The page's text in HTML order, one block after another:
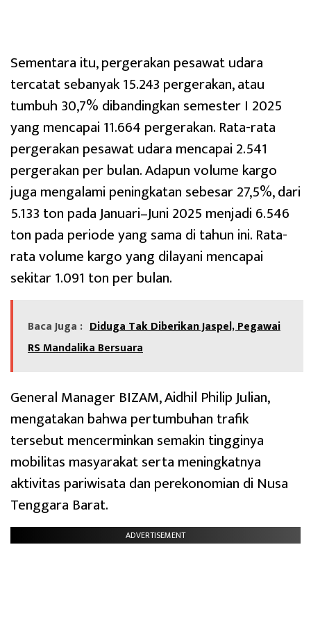
Sementara itu, pergerakan pesawat udara
tercatat sebanyak 15.243 pergerakan, atau
tumbuh 30,7% dibandingkan semester I 2025
yang mencapai 11.664 pergerakan. Rata-rata
pergerakan pesawat udara mencapai 2.541
pergerakan per bulan. Adapun volume kargo
juga mengalami peningkatan sebesar 27,5%, dari
5.133 ton pada Januari–Juni 2025 menjadi 6.546
ton pada periode yang sama di tahun ini. Rata-
rata volume kargo yang dilayani mencapai
sekitar 1.091 ton per bulan.
Baca Juga : Diduga Tak Diberikan Jaspel, Pegawai
RS Mandalika Bersuara
General Manager BIZAM, Aidhil Philip Julian,
mengatakan bahwa pertumbuhan trafik
tersebut mencerminkan semakin tingginya
mobilitas masyarakat serta meningkatnya
aktivitas pariwisata dan perekonomian di Nusa
Tenggara Barat.
ADVERTISEMENT